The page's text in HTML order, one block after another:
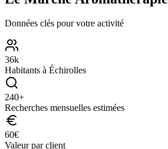
Données clés pour votre activité
36k
Habitants à Échirolles
240+
Recherches mensuelles estimées
60€
Valeur par client